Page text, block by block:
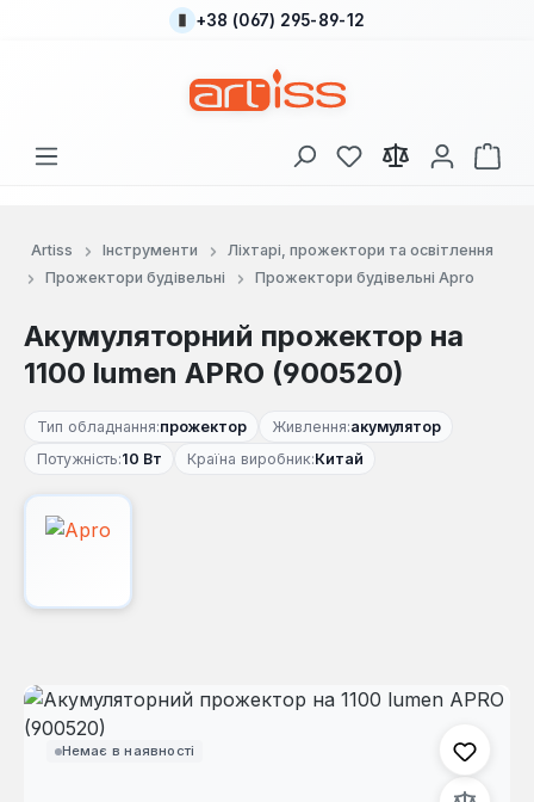
Перейти до основного вмісту
+38 (067) 295-89-12
У вас є 0 у списку
Artiss Інструменти
Ліхтарі, прожектори та освітлення
Прожектори будівельні
Прожектори будівельні Apro
Акумуляторний прожектор на
1100 lumen APRO (900520)
Тип обладнання:прожектор Живлення:акумулятор
Потужність:10 Вт Країна виробник:Китай
Немає в наявності
Пропустити галерею зображень